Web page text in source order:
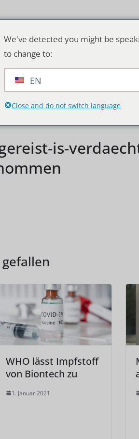
DEUTSCHLAND & WELT
is-
WHO lässt Impfstoff
von Biontech zu
1. Januar 2021
We've detected you might be
to change to:
EN
Close and do not switch language